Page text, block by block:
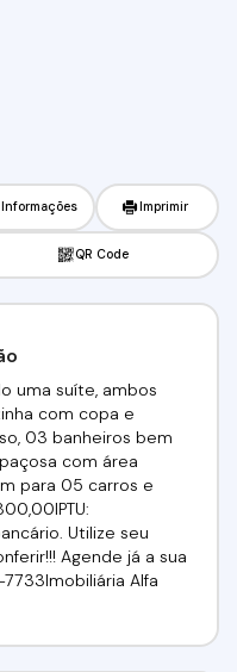
Informações Imprimir
QR Code
uma suíte, ambos
com copa e
03 banheiros bem
com área
para 05 carros e
Utilize seu
Agende já a sua
7733Imobiliária Alfa